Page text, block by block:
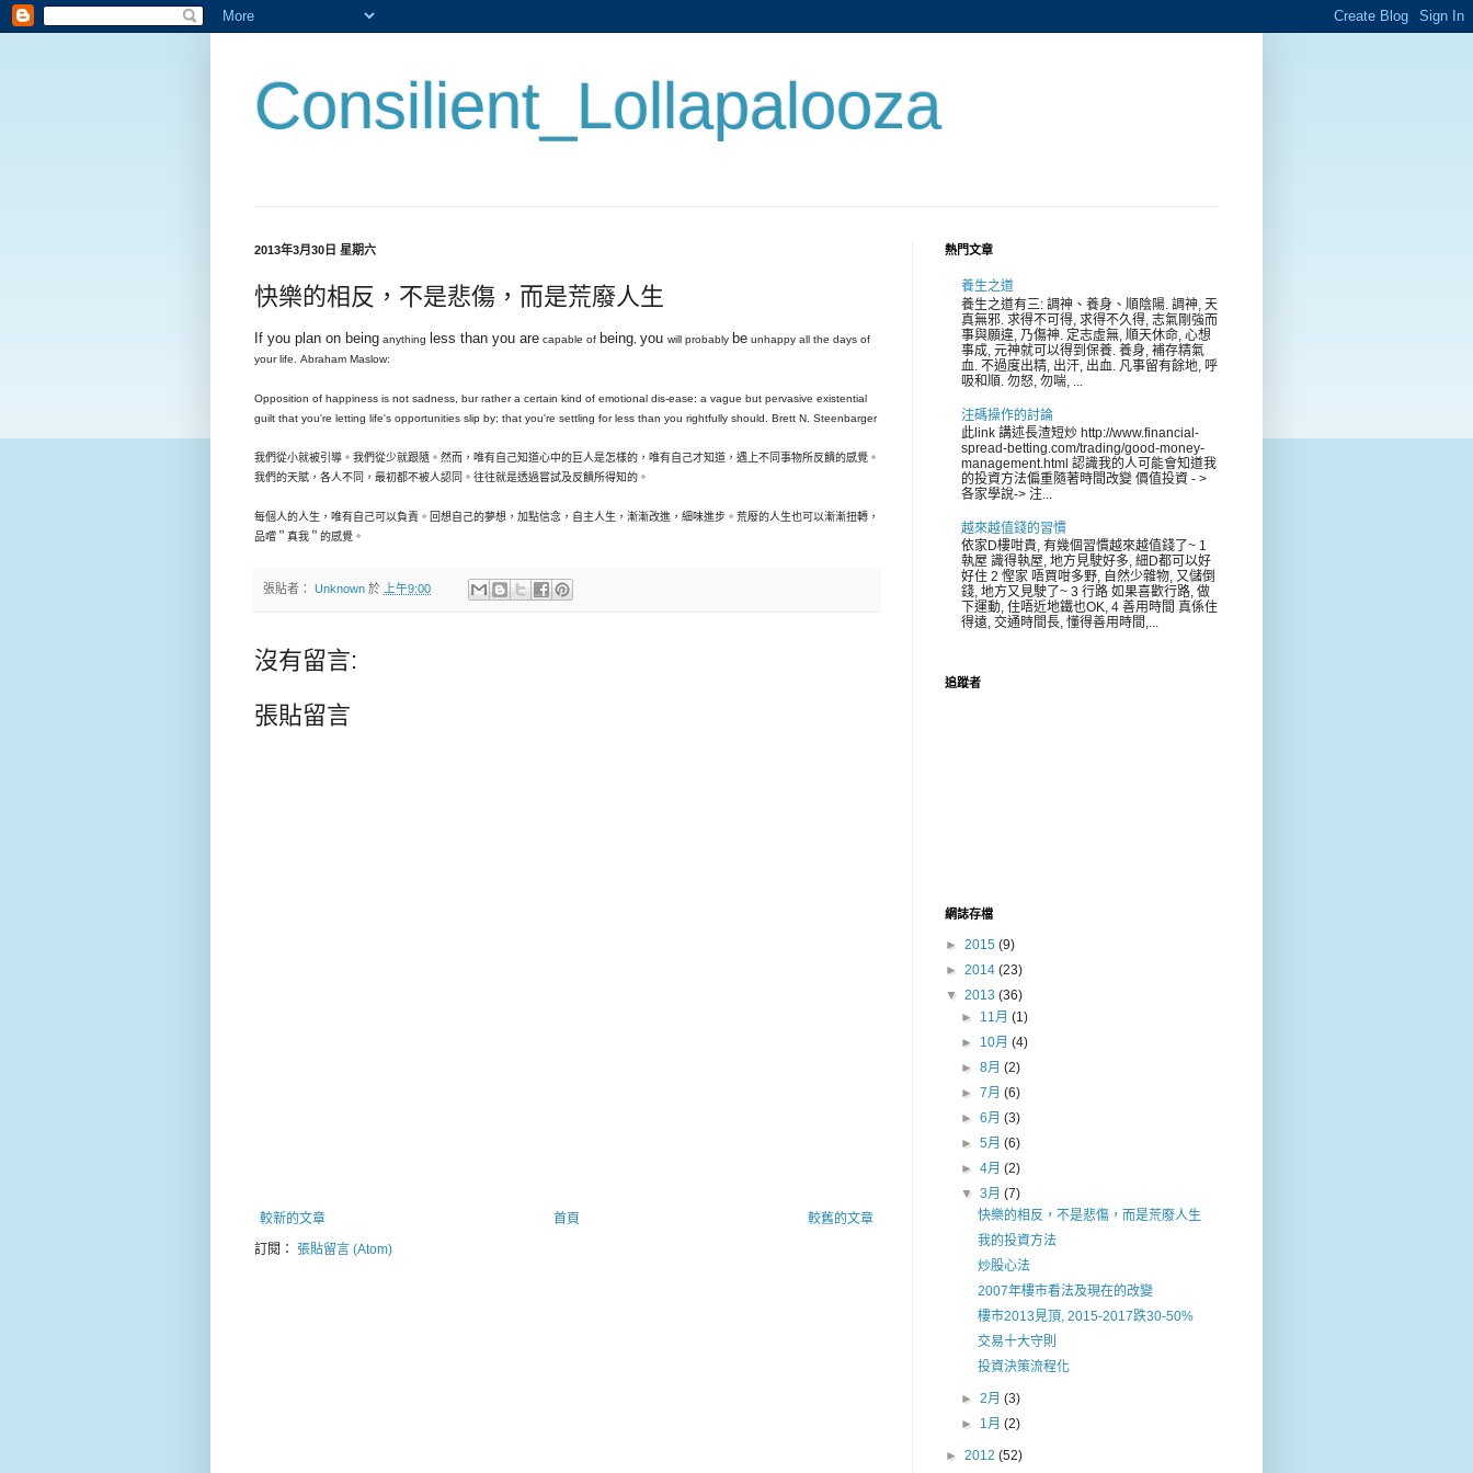
Consilient_Lollapalooza
2013年3月30日 星期六
快樂的相反，不是悲傷，而是荒廢人生
If you plan on being anything less than you are capable of being you will probably be unhappy all the days of
your life. Abraham Maslow:
Opposition of happiness is not sadness, bur rather a certain kind of emotional dis-ease: a vague but pervasive existential
guilt that you're letting life's opportunities slip by; that you're settling for less than you rightfully should. Brett N. Steenbarger
我們從小就被引導。我們從少就跟隨。然而，唯有自己知道心中的巨人是怎樣的，唯有自己才知道，遇上不同事物所反饋的感覺。
我們的天賦，各人不同，最初都不被人認同。往往就是透過嘗試及反饋所得知的。
每個人的人生，唯有自己可以負責。回想自己的夢想，加點信念，自主人生，漸漸改進，細味進步。荒廢的人生也可以漸漸扭轉，
品嚐＂真我＂的感覺。
張貼者： Unknown 於 上午9:00
沒有留言:
張貼留言
較新的文章 較舊的文章
首頁
訂閱： 張貼留言 (Atom)
熱門文章
養生之道
養生之道有三: 調神、養身、順陰陽. 調神, 天
真無邪. 求得不可得, 求得不久得, 志氣剛強而
事與願違, 乃傷神. 定志虛無, 順天休命, 心想
事成, 元神就可以得到保養. 養身, 補存精氣
血. 不過度出精, 出汗, 出血. 凡事留有餘地, 呼
吸和順. 勿怒, 勿喘, ...
注碼操作的討論
此link 講述長渣短炒 http://www.financial-
spread-betting.com/trading/good-money-
management.html 認識我的人可能會知道我
的投資方法偏重隨著時間改變 價值投資 - >
各家學說-> 注...
越來越值錢的習慣
依家D樓咁貴, 有幾個習慣越來越值錢了~ 1
執屋 識得執屋, 地方見駛好多, 細D都可以好
好住 2 慳家 唔買咁多野, 自然少雜物, 又儲倒
錢, 地方又見駛了~ 3 行路 如果喜歡行路, 做
下運動, 住唔近地鐵也OK, 4 善用時間 真係住
得遠, 交通時間長, 懂得善用時間,...
追蹤者
網誌存檔
► 2015 (9)
► 2014 (23)
▼ 2013 (36)
► 11月(1)
► 10月(4)
►8月(2)
►7月(6)
►6月(3)
►5月(6)
►4月(2)
▼3月(7)
快樂的相反，不是悲傷，而是荒廢人生
我的投資方法
炒股心法
2007年樓市看法及現在的改變
樓市2013見頂, 2015-2017跌30-50%
交易十大守則
投資決策流程化
►2月(3)
► 1月(2)
► 2012 (52)